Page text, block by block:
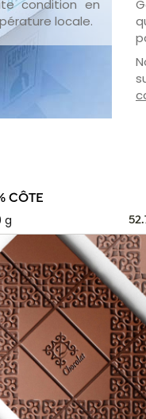
condition en
locale.
CÔTE
g